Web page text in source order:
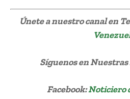
Únete a nuestro canal en
Síguenosen Nuestras
Facebook:Noticiero